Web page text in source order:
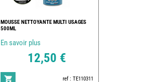
MOUSSE NETTOYANTE MULTI USAGES
500ML
En savoir plus
12,50 €
ref : TE110311